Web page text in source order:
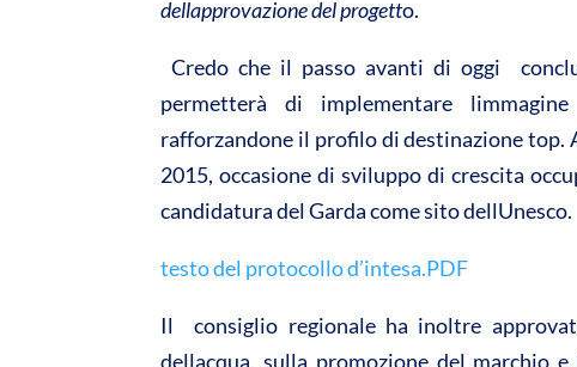
dellapprovazione del progetto.
Credo che il passo avanti di oggi 
permetterà di implementare
rafforzandone il profilo di destinazione
2015, occasione di sviluppo di crescita
candidatura del Garda come sito dellUnesco.
testo del protocollo d’intesa.PDF
Il consiglio regionale ha inoltre
dellacqua, sulla promozione del marchio